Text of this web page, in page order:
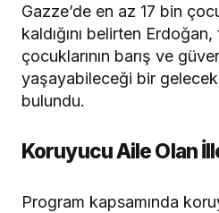
Gazze’de en az 17 bin
kaldığını belirten
çocuklarının barış ve
yaşayabileceği bir
bulundu.
Koruyucu Aile Olan
Program kapsamında